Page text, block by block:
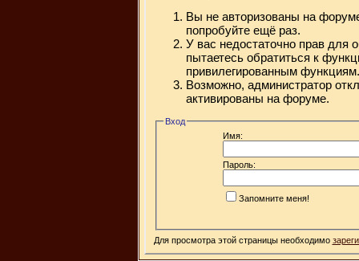
Вы не авторизованы на
попробуйте ещё раз.
У вас недостаточно прав для
пытаетесь обратиться к
привилегированным функциям.
Возможно, администратор
активированы на форуме.
Вход
Имя:
Пароль:
Запомните меня!
Для просмотра этой страницы необходимо